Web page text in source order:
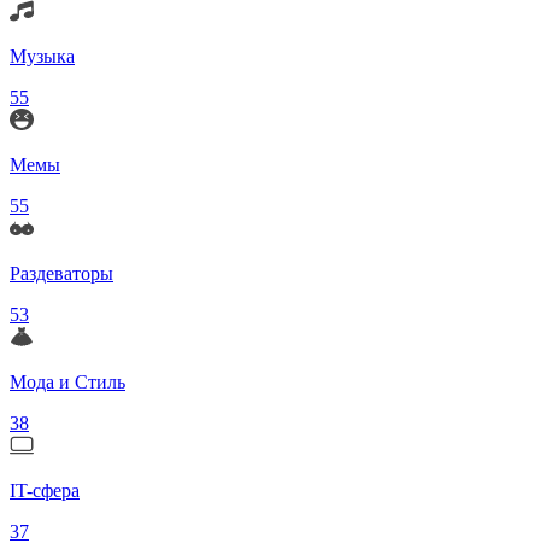
Музыка
55
Мемы
55
Раздеваторы
53
Мода и Стиль
38
IT-сфера
37